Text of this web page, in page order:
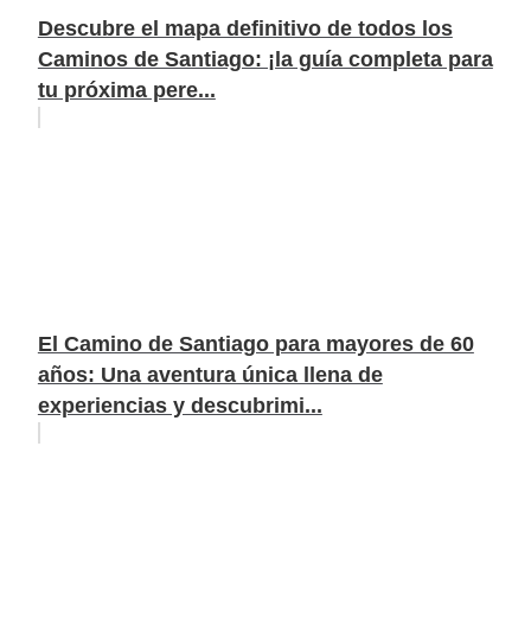
Descubre el mapa definitivo de todos los
Caminos de Santiago: ¡la guía completa para
tu próxima pere...
El Camino de Santiago para mayores de 60
años: Una aventura única llena de
experiencias y descubrimi...